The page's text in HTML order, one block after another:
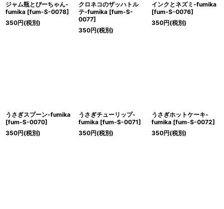
ジャム瓶とぴーちゃん-
fumika [fum-S-0078]
350円(税別)
クロネコのザッハトル
テ-fumika [fum-S-
0077]
350円(税別)
インクとネズミ-fumika
[fum-S-0076]
350円(税別)
うさぎスプーン-fumika
[fum-S-0070]
350円(税別)
うさぎチューリップ-
fumika [fum-S-0071]
350円(税別)
うさぎホットケーキ-
fumika [fum-S-0072]
350円(税別)